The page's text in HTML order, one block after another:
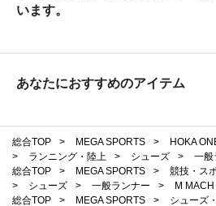
います。
あなたにおすすめのアイテム
総合TOP > MEGA SPORTS >
HOKA
>
ランニング・陸上 > シューズ > 一般
総合TOP
> MEGA SPORTS > 競技・ス
>
シューズ > 一般ランナー >
M MACH
総合TOP
> MEGA SPORTS >
シューズ